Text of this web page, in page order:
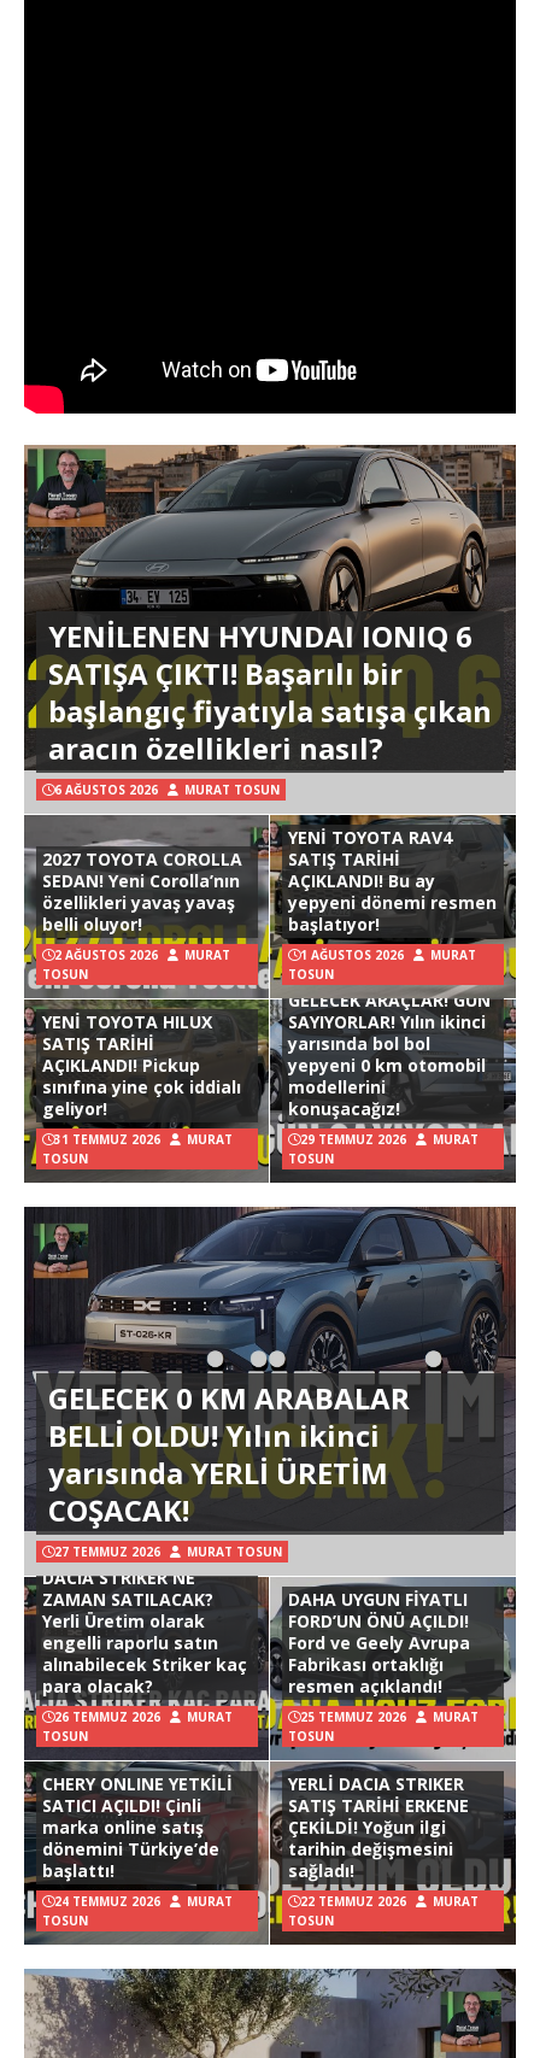
YENİLENEN HYUNDAI IONIQ 6
SATIŞA ÇIKTI! Başarılı bir
başlangıç fiyatıyla satışa çıkan
aracın özellikleri nasıl?
6 AĞUSTOS 2026 MURAT TOSUN
2027 TOYOTA COROLLA
SEDAN! Yeni Corolla’nın
özellikleri yavaş yavaş
belli oluyor!
2 AĞUSTOS 2026
MURAT
TOSUN
YENİ TOYOTA RAV4
SATIŞ TARİHİ
AÇIKLANDI! Bu ay
yepyeni dönemi resmen
başlatıyor!
1 AĞUSTOS 2026
MURAT
TOSUN
YENİ TOYOTA HILUX
SATIŞ TARİHİ
AÇIKLANDI! Pickup
sınıfına yine çok iddialı
geliyor!
31 TEMMUZ 2026
MURAT
TOSUN
GELECEK ARAÇLAR! GÜN
SAYIYORLAR! Yılın ikinci
yarısında bol bol
yepyeni 0 km otomobil
modellerini
konuşacağız!
29 TEMMUZ 2026
MURAT
TOSUN
GELECEK 0 KM ARABALAR
BELLİ OLDU! Yılın ikinci
yarısında YERLİ ÜRETİM
COŞACAK!
27 TEMMUZ 2026 MURAT TOSUN
DACIA STRIKER NE
ZAMAN SATILACAK?
Yerli Üretim olarak
engelli raporlu satın
alınabilecek Striker kaç
para olacak?
26 TEMMUZ 2026
MURAT
TOSUN
DAHA UYGUN FİYATLI
FORD’UN ÖNÜ AÇILDI!
Ford ve Geely Avrupa
Fabrikası ortaklığı
resmen açıklandı!
25 TEMMUZ 2026
MURAT
TOSUN
CHERY ONLINE YETKİLİ
SATICI AÇILDI! Çinli
marka online satış
dönemini Türkiye’de
başlattı!
24 TEMMUZ 2026
MURAT
TOSUN
YERLİ DACIA STRIKER
SATIŞ TARİHİ ERKENE
ÇEKİLDİ! Yoğun ilgi
tarihin değişmesini
sağladı!
22 TEMMUZ 2026
MURAT
TOSUN